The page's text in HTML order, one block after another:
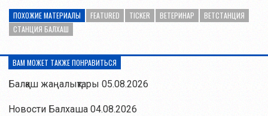
ПОХОЖИЕ МАТЕРИАЛЫ FEATURED TICKER ВЕТЕРИНАР
ВЕТСТАНЦИЯ
СТАНЦИЯ БАЛХАШ
ВАМ МОЖЕТ ТАКЖЕ ПОНРАВИТЬСЯ
Балқаш жаңалықтары 05.08.2026
Новости Балхаша 04.08.2026